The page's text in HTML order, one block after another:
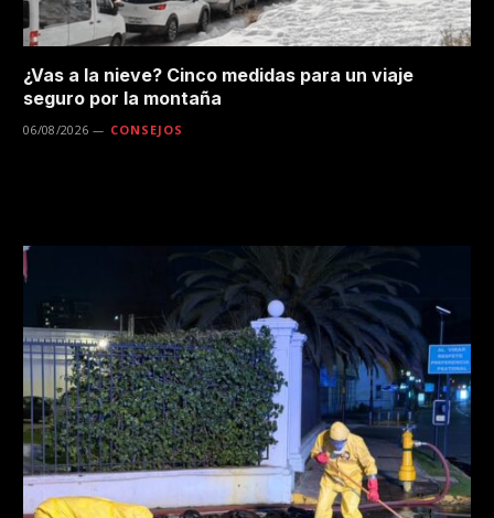
¿Vas a la nieve? Cinco medidas para un viaje
seguro por la montaña
06/08/2026 CONSEJOS